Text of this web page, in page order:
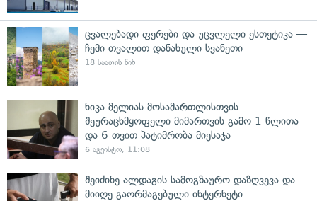
ცვალებადი ფერები და უცვლელი ესთეტიკა —
ჩემი თვალით დანახული სვანეთი
18 საათის წინ
ნიკა მელიას მოსამართლისთვის
შეურაცხმყოფელი მიმართვის გამო 1 წლითა
და 6 თვით პატიმრობა მიესაჯა
6 აგვისტო, 11:08
შეიძინე ალდაგის სამოგზაურო დაზღვევა და
მიიღე გაორმაგებული ინტერნეტი